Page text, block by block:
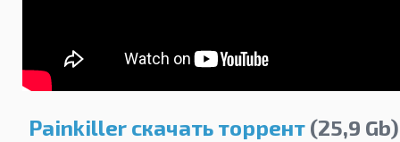
Painkiller скачать торрент(25,9 Gb)